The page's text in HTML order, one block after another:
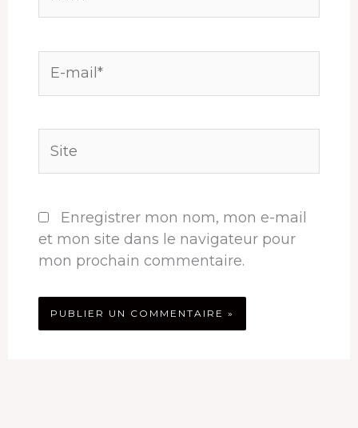
mail*
Enregistrer mon nom, mon e-mail
et mon site dans le navigateur pour
mon prochain commentaire.